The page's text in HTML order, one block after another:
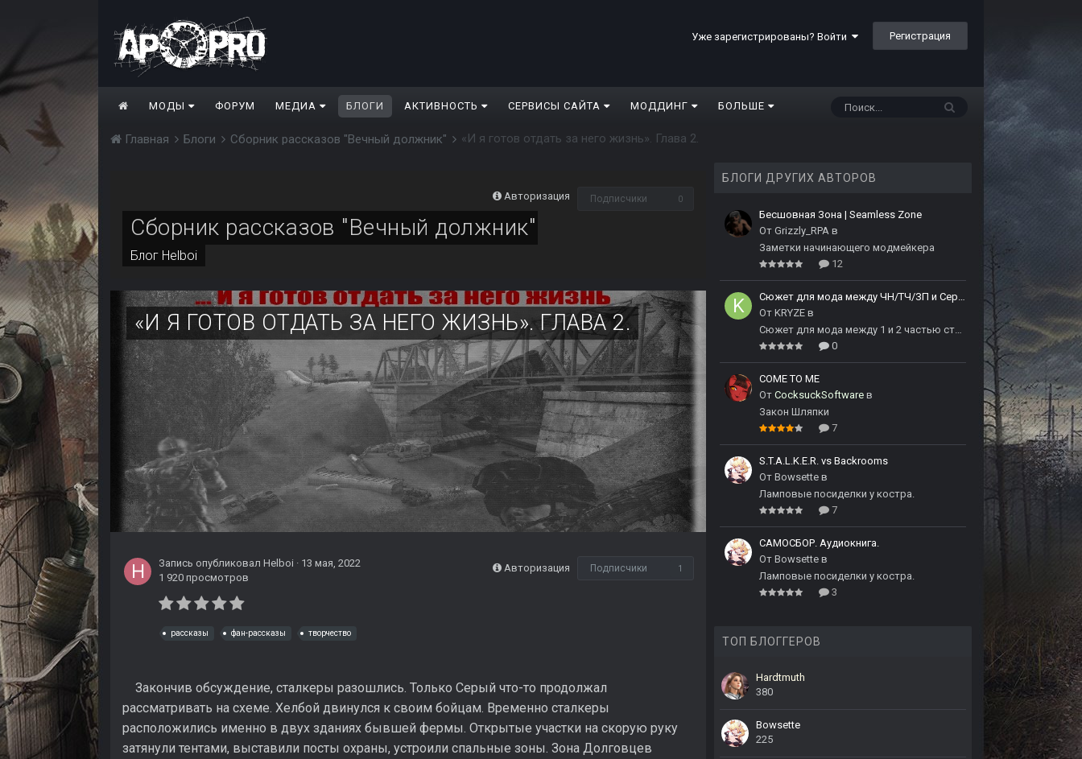
Уже зарегистрированы? Войти Регистрация
МОДЫ ФОРУМ МЕДИА БЛОГИ АКТИВНОСТЬ СЕРВИСЫ САЙТА МОДДИНГ БОЛЬШЕ
Главная Блоги Сборник рассказов "Вечный должник" «И я готов отдать за него жизнь». Глава 2.
Авторизация Подписчики 0
Сборник рассказов "Вечный должник"
Блог Helboi
«И Я ГОТОВ ОТДАТЬ ЗА НЕГО ЖИЗНЬ». ГЛАВА 2.
Авторизация Подписчики 1
Запись опубликовал Helboi · 13 мая, 2022
1 920 просмотров
рассказы фан-рассказы творчество
Закончив обсуждение, сталкеры разошлись. Только Серый что-то продолжал
рассматривать на схеме. Хелбой двинулся к своим бойцам. Временно сталкеры
расположились именно в двух зданиях бывшей фермы. Открытые участки на скорую руку
затянули тентами, выставили посты охраны, устроили спальные зоны. Зона Долговцев
БЛОГИ ДРУГИХ АВТОРОВ
Бесшовная Зона | Seamless Zone
От Grizzly_RPA в
Заметки начинающего модмейкера
12
Сюжет для мода между ЧН/ТЧ/ЗП и Сердцем Чернобыля
От KRYZE в
0
COME TO ME
От CocksuckSoftware в
Закон Шляпки
7
S.T.A.L.K.E.R. vs Backrooms
От Bowsette в
Ламповые посиделки у костра.
7
САМОСБОР. Аудиокнига.
От Bowsette в
Ламповые посиделки у костра.
3
ТОП БЛОГГЕРОВ
Hardtmuth
380
Bowsette
225